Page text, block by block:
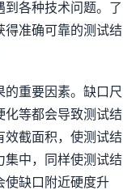
各种技术问题。了
得准确可靠的测试结
重要因素。缺口尺
化等都会导致测试结
效截面积，使测试结
集中，同样使测试结
使缺口附近硬度升